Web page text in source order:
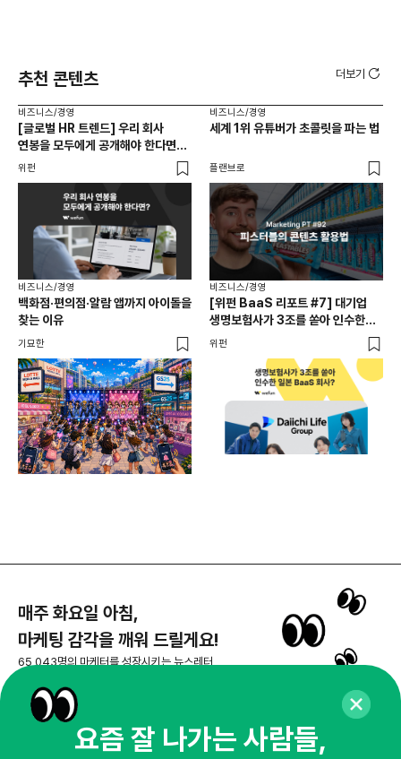
추천 콘텐츠 더보기
비즈니스/경영
[글로벌 HR 트렌드] 우리 회사
연봉을 모두에게 공개해야 한다면? |
급여 투명성 법, 해외 사례, 연봉
위펀
비즈니스/경영
세계 1위 유튜버가 초콜릿을 파는 법
플랜브로
비즈니스/경영
백화점·편의점·알람 앱까지 아이돌을
찾는 이유
기묘한
비즈니스/경영
[위펀 BaaS 리포트 #7] 대기업
생명보험사가 3조를 쏟아 인수한
일본 BaaS 회사의 정체는?
위펀
매주 화요일 아침,
마케팅 감각을 깨워 드릴게요!
뉴스레터 구독하기
요즘 잘 나가는 사람들,